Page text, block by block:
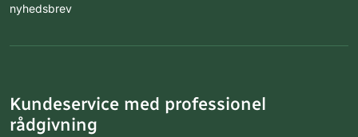
nyhedsbrev
Kundeservice med professionel
rådgivning